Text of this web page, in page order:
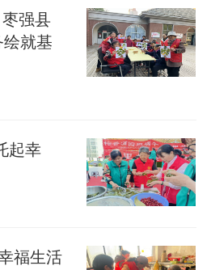
美好家园》等歌曲深情
家的美好情怀；京剧
经典表演唱《智斗》等
萨克斯合奏《目瑙纵
包相会》等特色节目轮
高潮不断、掌声连连，
强县
绘就基
起幸
福生活